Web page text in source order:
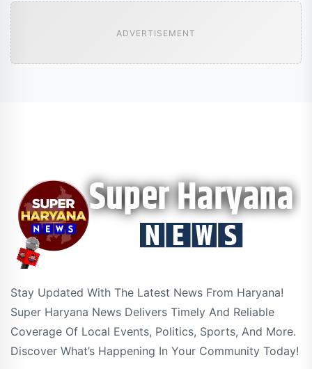
ADVERTISEMENT
Stay Updated With The Latest News From Haryana!
Super Haryana News Delivers Timely And Reliable
Coverage Of Local Events, Politics, Sports, And More.
Discover What’s Happening In Your Community Today!